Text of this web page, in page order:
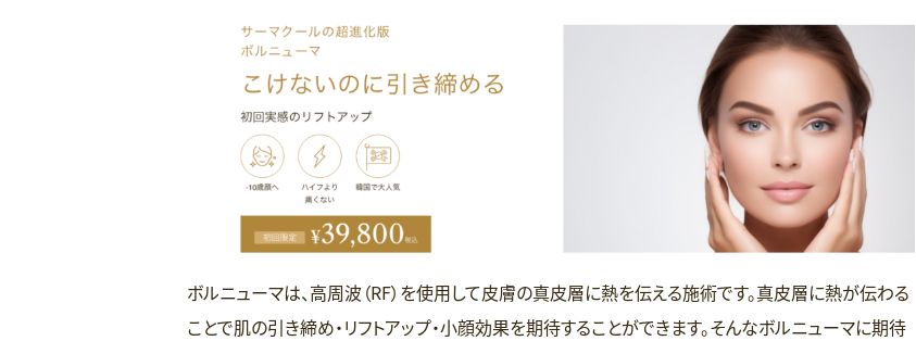
ボルニューマは、高周波（RF）を使用して皮膚の真皮層に熱を伝える施術です。真皮層に熱が伝わる
ことで肌の引き締め・リフトアップ・小顔効果を期待することができます。そんなボルニューマに期待